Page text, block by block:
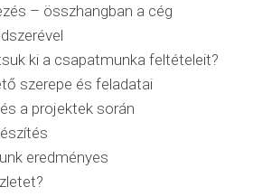
– összhangban a cég
ki a csapatmunka feltételeit?
szerepe és feladatai
a projektek során
eredményes